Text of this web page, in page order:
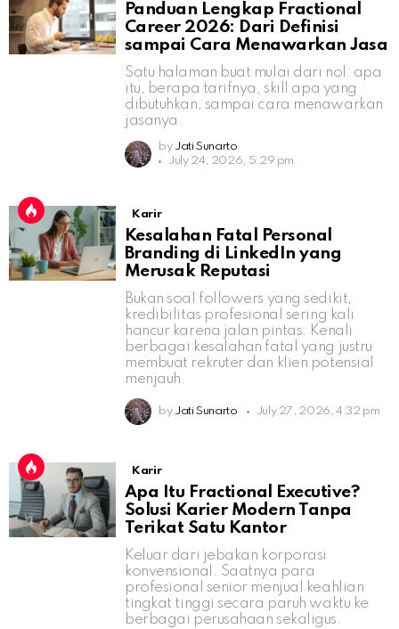
Panduan Lengkap Fractional
Career 2026: Dari Definisi
sampai Cara Menawarkan Jasa
Satu halaman buat mulai dari nol: apa
itu, berapa tarifnya, skill apa yang
dibutuhkan, sampai cara menawarkan
jasanya.
by Jati Sunarto
July 24, 2026, 5:29 pm
Karir
Kesalahan Fatal Personal
Branding di LinkedIn yang
Merusak Reputasi
Bukan soal followers yang sedikit,
kredibilitas profesional sering kali
hancur karena jalan pintas. Kenali
berbagai kesalahan fatal yang justru
membuat rekruter dan klien potensial
menjauh.
by Jati Sunarto July 27, 2026, 4:32 pm
Karir
Apa Itu Fractional Executive?
Solusi Karier Modern Tanpa
Terikat Satu Kantor
Keluar dari jebakan korporasi
konvensional. Saatnya para
profesional senior menjual keahlian
tingkat tinggi secara paruh waktu ke
berbagai perusahaan sekaligus.